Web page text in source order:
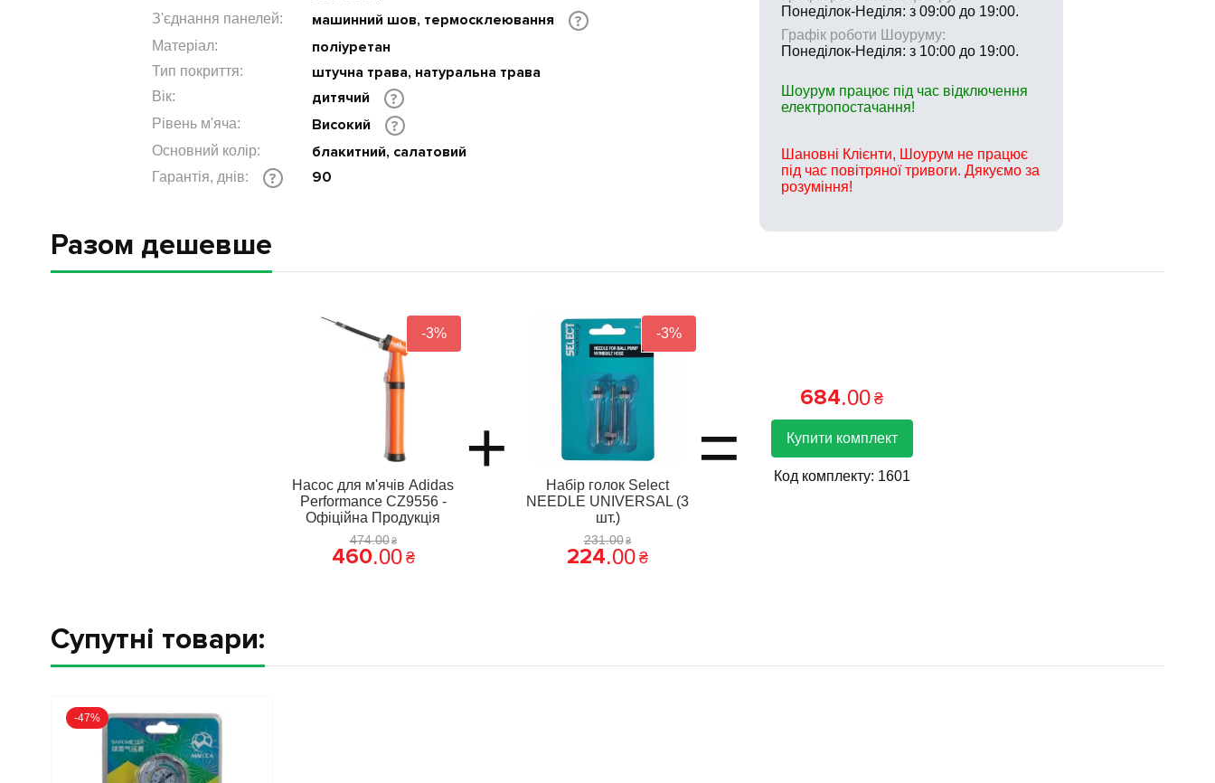
З'єднання панелей: машинний шов, термосклеювання ?
Матеріал: поліуретан
Тип покриття: штучна трава, натуральна трава
Вік: дитячий ?
Рівень м'яча: Високий ?
Основний колір: блакитний, салатовий
Гарантія, днів: ? 90
Понеділок-Неділя: з 09:00 до 19:00.
Графік роботи Шоуруму:
Понеділок-Неділя: з 10:00 до 19:00.
Шоурум працює під час відключення
електропостачання!
Шановні Клієнти, Шоурум не працює
під час повітряної тривоги. Дякуємо за
розуміння!
Разом дешевше
-3%
+
Насос для м'ячів Adidas
Performance CZ9556 -
Офіційна Продукція
474.00 ₴
460.00 ₴
-3%
Набір голок Select
NEEDLE UNIVERSAL (3
шт.)
231.00 ₴
224.00 ₴
=
684.00 ₴
Купити комплект
Код комплекту: 1601
Супутні товари:
-47%